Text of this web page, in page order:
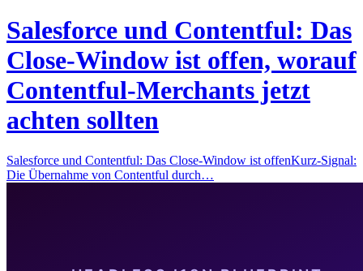
Salesforce und Contentful: Das
Close-Window ist offen, worauf
Contentful-Merchants jetzt
achten sollten
Salesforce und Contentful: Das Close-Window ist offenKurz-Signal:
Die Übernahme von Contentful durch…